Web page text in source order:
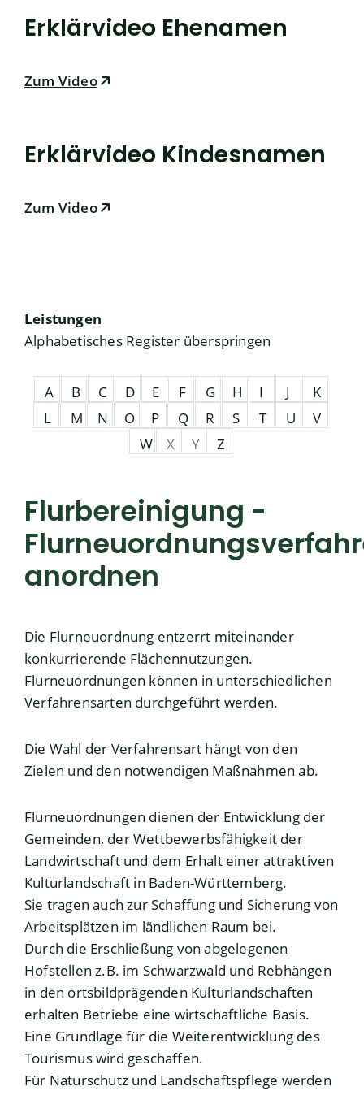
Erklärvideo Ehenamen
Zum Video
Erklärvideo Kindesnamen
Zum Video
Leistungen
Alphabetisches Register überspringen
A B C D E F G H I J
K
L
M N O P Q R S T U
V
W
X Y Z
Flurbereinigung -
anordnen
Die Flurneuordnung entzerrt miteinander
konkurrierende Flächennutzungen.
Flurneuordnungen können in unterschiedlichen
Verfahrensarten durchgeführt werden.
Die Wahl der Verfahrensart hängt von den
Zielen und den notwendigen Maßnahmen ab.
Flurneuordnungen dienen der Entwicklung der
Gemeinden, der Wettbewerbsfähigkeit der
Landwirtschaft und dem Erhalt einer attraktiven
Kulturlandschaft in Baden-Württemberg.
Sie tragen auch zur Schaffung und Sicherung von
Arbeitsplätzen im ländlichen Raum bei.
Durch die Erschließung von abgelegenen
Hofstellen z.B. im Schwarzwald und Rebhängen
in den ortsbildprägenden Kulturlandschaften
erhalten Betriebe eine wirtschaftliche Basis.
Eine Grundlage für die Weiterentwicklung des
Tourismus wird geschaffen.
Für Naturschutz und Landschaftspflege werden